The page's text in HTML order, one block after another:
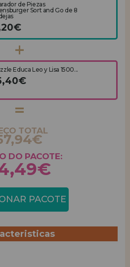
de Piezas
Sort and Go de 8
Educa Leo y Lisa 1500...
TOTAL
DO PACOTE:
PACOTE